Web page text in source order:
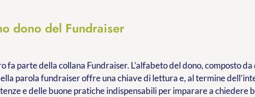
dono del Fundraiser
fa parte della collana Fundraiser. L’alfabeto del dono, composto
parola fundraiser offre una chiave di lettura e, al termine
e delle buone pratiche indispensabili per imparare a chiedere